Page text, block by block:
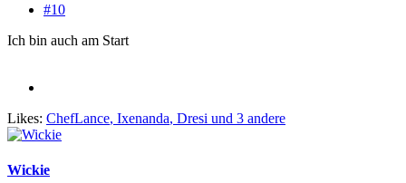
#10
Ich bin auch am Start
Likes: ChefLance, Ixenanda, Dresi und 3 andere
Wickie